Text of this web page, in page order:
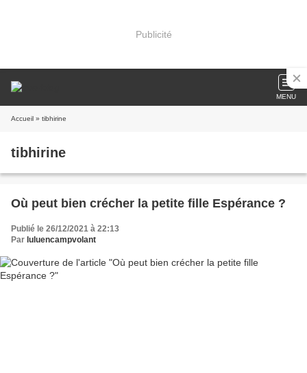
Publicité
MENU
Accueil » tibhirine
tibhirine
Où peut bien crécher la petite fille Espérance ?
Publié le 26/12/2021 à 22:13
Par luluencampvolant